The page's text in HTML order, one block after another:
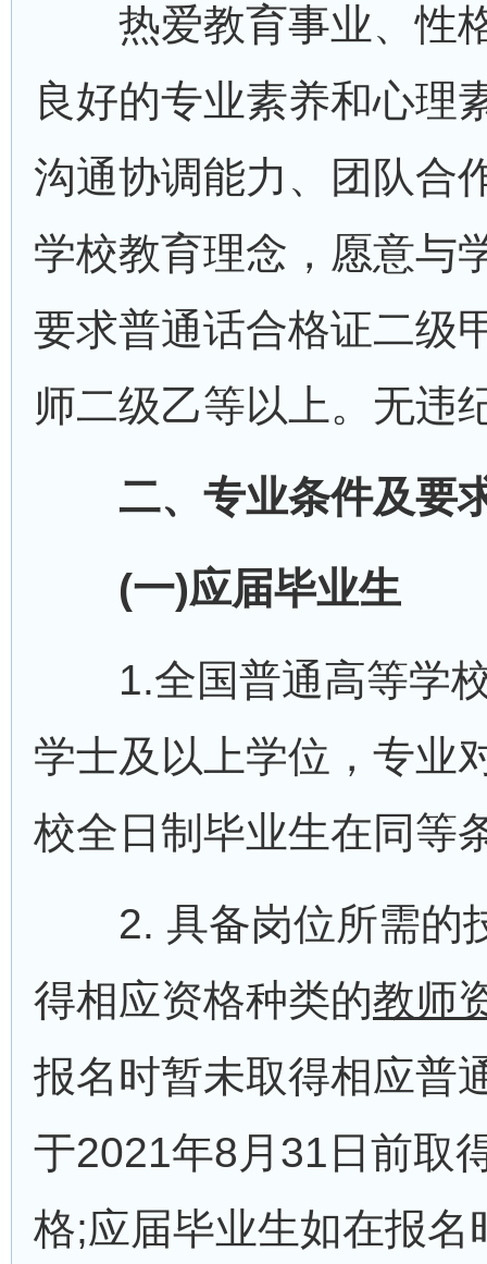
热爱教育事业、性格
良好的专业素养和心理
沟通协调能力、团队合
学校教育理念，愿意与
要求普通话合格证二级
师二级乙等以上。无违
二、专业条件及要
(一)应届毕业生
1.全国普通高等学校
学士及以上学位，专业
校全日制毕业生在同等
2. 具备岗位所需的
得相应资格种类的教师
报名时暂未取得相应普
于2021年8月31日前取
格;应届毕业生如在报